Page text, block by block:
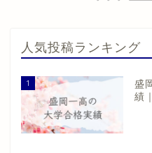
人気投稿ランキング
1
盛
績